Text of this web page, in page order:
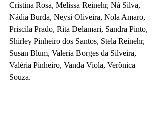
Cristina Rosa, Melissa Reinehr, Ná Silva,
Nádia Burda, Neysi Oliveira, Nola Amaro,
Priscila Prado, Rita Delamari, Sandra Pinto,
Shirley Pinheiro dos Santos, Stela Reinehr,
Susan Blum, Valeria Borges da Silveira,
Valéria Pinheiro, Vanda Viola, Verônica
Souza.